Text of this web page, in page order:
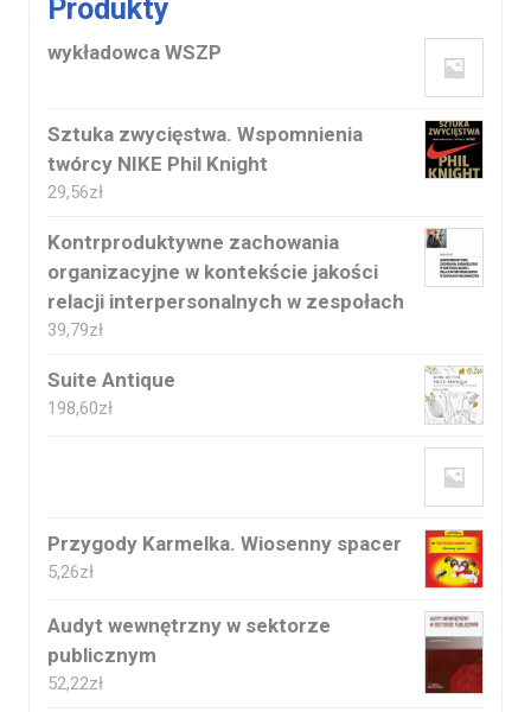
Produkty
wykładowca WSZP
Sztuka zwycięstwa. Wspomnienia
twórcy NIKE Phil Knight
29,56zł
Kontrproduktywne zachowania
organizacyjne w kontekście jakości
relacji interpersonalnych w zespołach
39,79zł
Suite Antique
198,60zł
Przygody Karmelka. Wiosenny spacer
5,26zł
Audyt wewnętrzny w sektorze
publicznym
52,22zł